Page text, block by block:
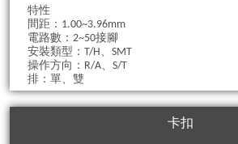
特性
間距：1.00~3.96mm
電路數：2~50接腳
安裝類型：T/H、SMT
操作方向：R/A、S/T
排：單、雙
卡扣